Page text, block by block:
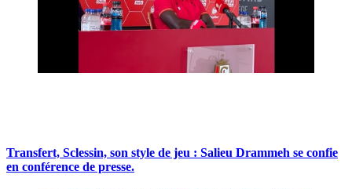
Transfert, Sclessin, son style de jeu : Salieu Drammeh se confie
en conférence de presse.